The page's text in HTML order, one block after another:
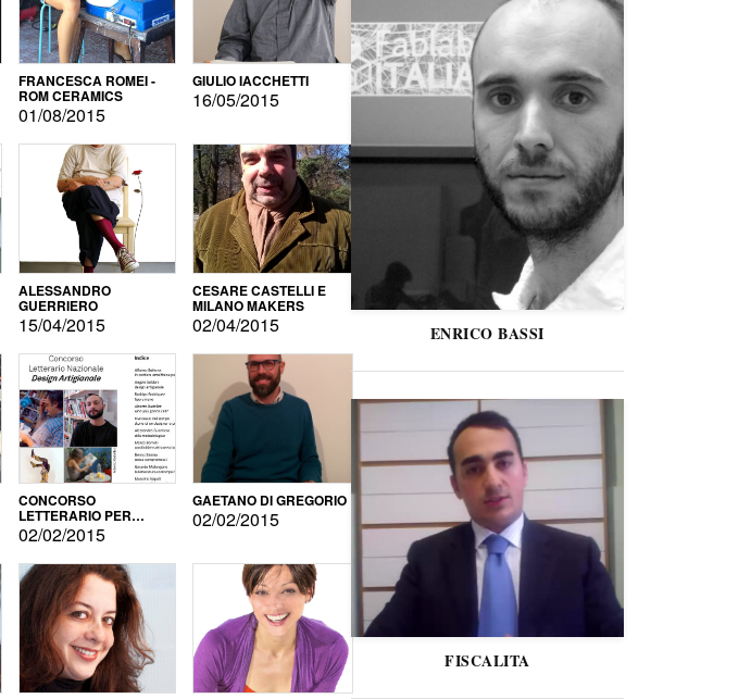
FRANCESCA ROMEI -
ROM CERAMICS
01/08/2015
GIULIO IACCHETTI
16/05/2015
ALESSANDRO
GUERRIERO
15/04/2015
CESARE CASTELLI E
MILANO MAKERS
02/04/2015
CONCORSO
LETTERARIO PER
DESIGNER
02/02/2015
GAETANO DI GREGORIO
02/02/2015
ENRICO BASSI
FISCALITA